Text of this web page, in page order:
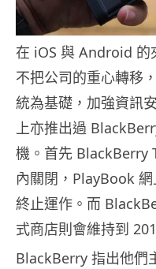
在 iOS 與 Android 的
不把公司的重心轉移
統為基礎，加強資訊
上亦推出過
機。首先 BlackBerry
內關閉，PlayBook
終止運作。而
式商店則會維持到
BlackBerry 指出他們